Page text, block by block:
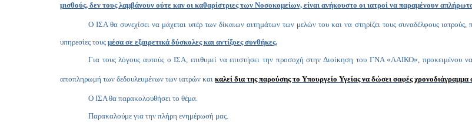
μισθούς, δεν τους λαμβάνουν ούτε καν οι καθαρίστριες των Νοσοκομείων, είναι ανήκουστο οι ιατροί να παραμένουν
Ο ΙΣΑ θα συνεχίσει να μάχεται υπέρ των δίκαιων αιτημάτων των μελών του και να στηρίζει τους συναδέλφους
υπηρεσίες τους μέσα σε εξαιρετικά δύσκολες και αντίξοες συνθήκες.
Για τους λόγους αυτούς ο ΙΣΑ, επιθυμεί να επιστήσει την προσοχή στην Διοίκηση του ΓΝΑ «ΛΑΙΚΟ», προκειμένου
αποπληρωμή των δεδουλευμένων των ιατρών και καλεί δια της παρούσης το Υπουργείο Υγείας να δώσει σαφές
Ο ΙΣΑ θα παρακολουθήσει το θέμα.
Παρακαλούμε για την πλήρη ενημέρωσή μας.